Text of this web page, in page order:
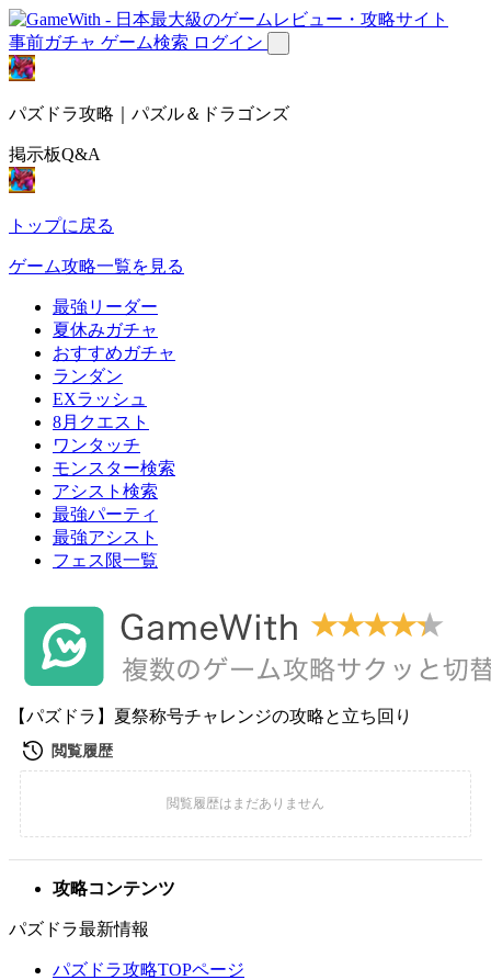
事前ガチャ ゲーム検索 ログイン
パズドラ攻略｜パズル＆ドラゴンズ
掲示板Q&A
トップに戻る
ゲーム攻略一覧を見る
最強リーダー
夏休みガチャ
おすすめガチャ
ランダン
EXラッシュ
8月クエスト
ワンタッチ
モンスター検索
アシスト検索
最強パーティ
最強アシスト
フェス限一覧
【パズドラ】夏祭称号チャレンジの攻略と立ち回り
攻略コンテンツ
パズドラ最新情報
パズドラ攻略TOPページ